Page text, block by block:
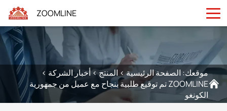
ZOOMLINE
موقعك: الصفحة الرئيسية> المنتج>أخبار الشركة >
ZOOMLINE تم توقيع طلبية بنجاح مع عميل من جمهورية
الكونغو